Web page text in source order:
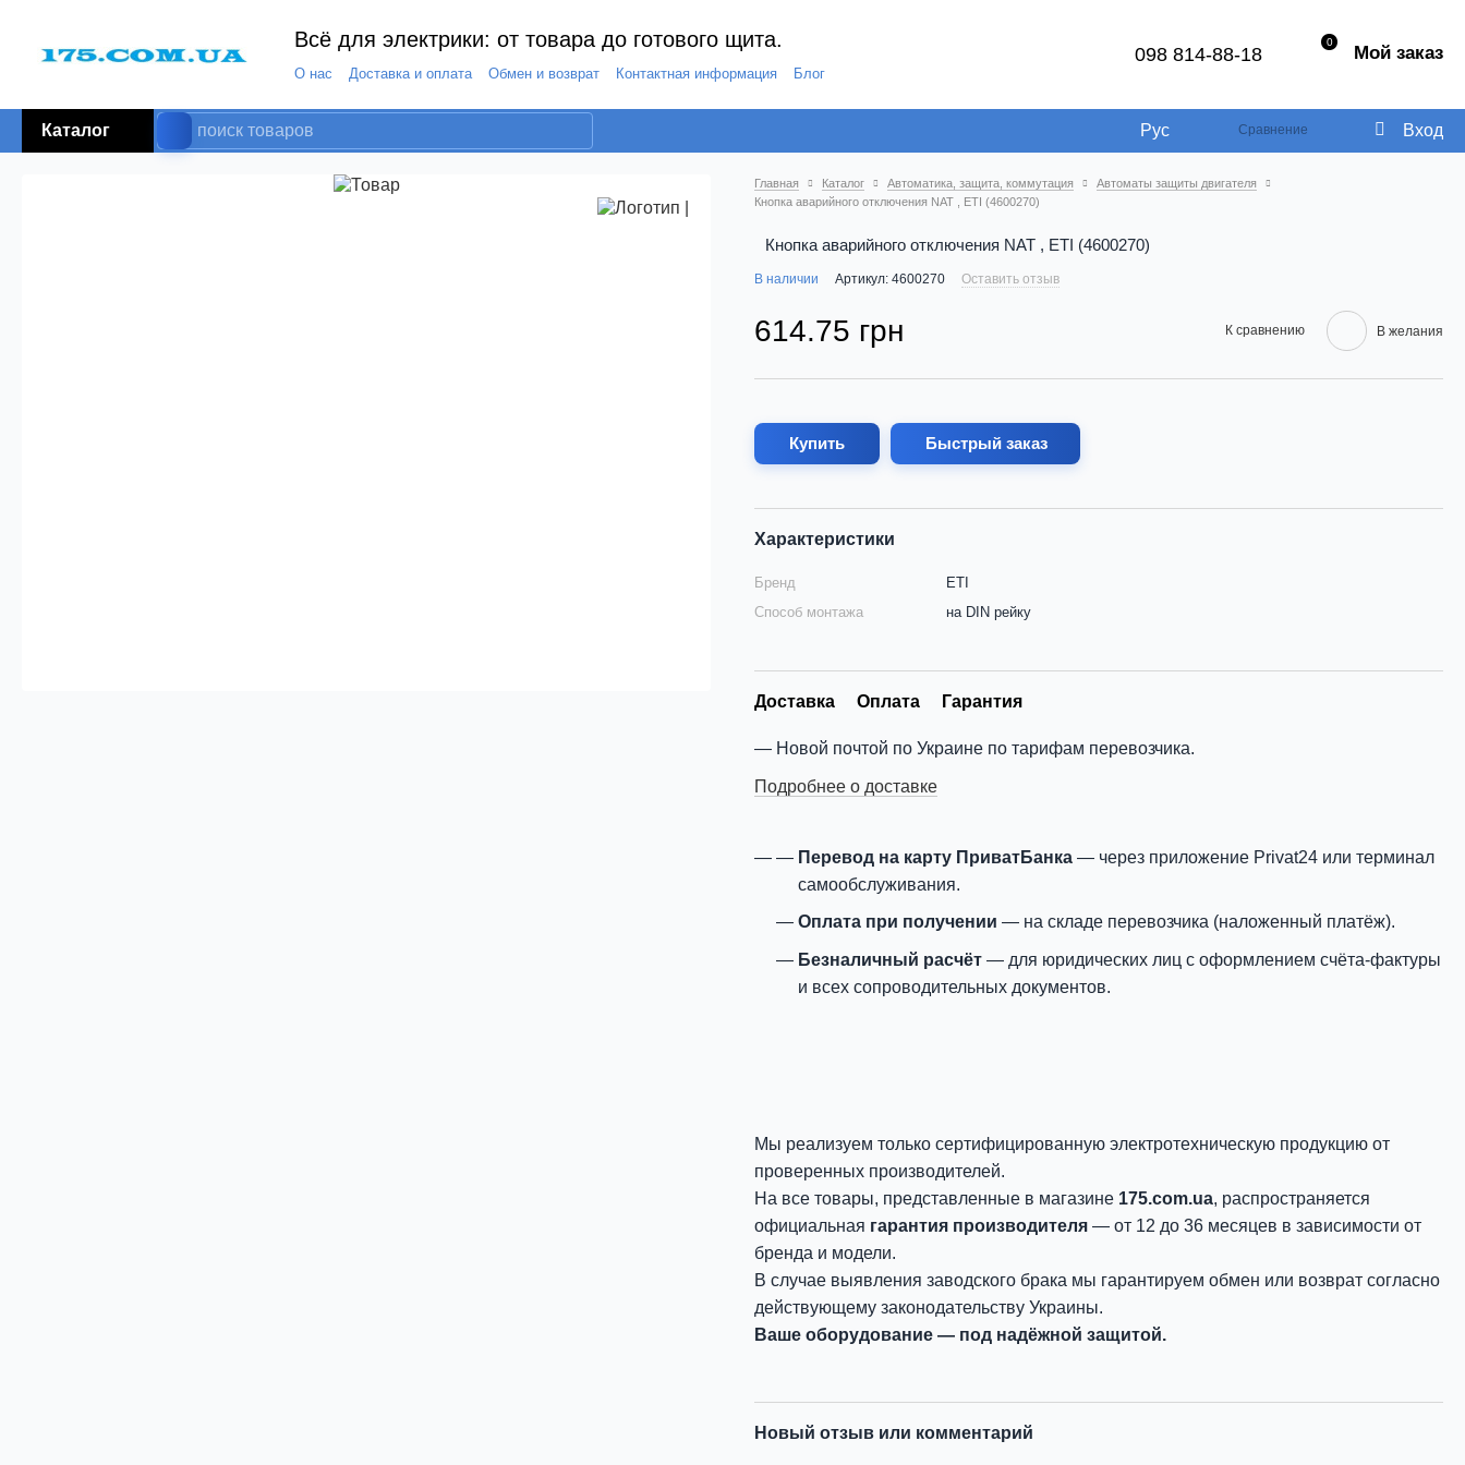
Всё для электрики: от товара до готового щита.
О нас Доставка и оплата Обмен и возврат Контактная информация Блог
098 814-88-18
0 Мой заказ
Каталог Рус Сравнение Вход
Главная Каталог Автоматика, защита, коммутация
Автоматы защиты двигателя
Кнопка аварийного отключения NAT , ETI (4600270)
Кнопка аварийного отключения NAT , ETI (4600270)
В наличии Артикул: 4600270 Оставить отзыв
614.75 грн К сравнению В желания
Купить Быстрый заказ
Характеристики
Бренд
ETI
Способ монтажа
на DIN рейку
Доставка Оплата Гарантия
Новой почтой по Украине по тарифам перевозчика.
Подробнее о доставке
Перевод на карту ПриватБанка — через приложение Privat24 или терминал
самообслуживания.
Оплата при получении — на складе перевозчика (наложенный платёж).
Безналичный расчёт — для юридических лиц с оформлением счёта-фактуры
и всех сопроводительных документов.
Мы реализуем только сертифицированную электротехническую продукцию от
проверенных производителей.
На все товары, представленные в магазине 175.com.ua, распространяется
официальная гарантия производителя — от 12 до 36 месяцев в зависимости от
бренда и модели.
В случае выявления заводского брака мы гарантируем обмен или возврат согласно
действующему законодательству Украины.
Ваше оборудование — под надёжной защитой.
Новый отзыв или комментарий